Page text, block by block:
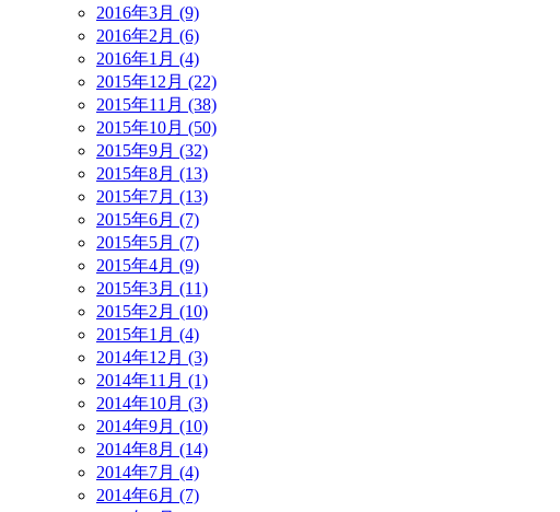
2016年3月 (9)
2016年2月 (6)
2016年1月 (4)
2015年12月 (22)
2015年11月 (38)
2015年10月 (50)
2015年9月 (32)
2015年8月 (13)
2015年7月 (13)
2015年6月 (7)
2015年5月 (7)
2015年4月 (9)
2015年3月 (11)
2015年2月 (10)
2015年1月 (4)
2014年12月 (3)
2014年11月 (1)
2014年10月 (3)
2014年9月 (10)
2014年8月 (14)
2014年7月 (4)
2014年6月 (7)